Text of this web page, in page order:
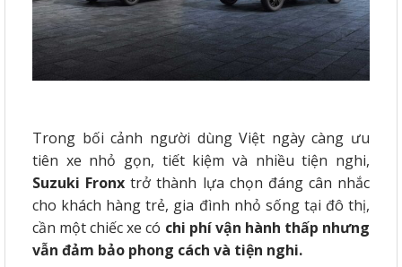
Trong bối cảnh người dùng Việt ngày càng ưu
tiên xe nhỏ gọn, tiết kiệm và nhiều tiện nghi,
Suzuki Fronx trở thành lựa chọn đáng cân nhắc
cho khách hàng trẻ, gia đình nhỏ sống tại đô thị,
cần một chiếc xe có chi phí vận hành thấp nhưng
vẫn đảm bảo phong cách và tiện nghi.